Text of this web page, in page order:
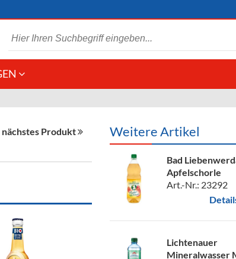
nächstes Produkt Weitere Artikel
Bad
Apfelschorle
Art.-Nr.: 23292
Lichtenauer
Mineralwasser